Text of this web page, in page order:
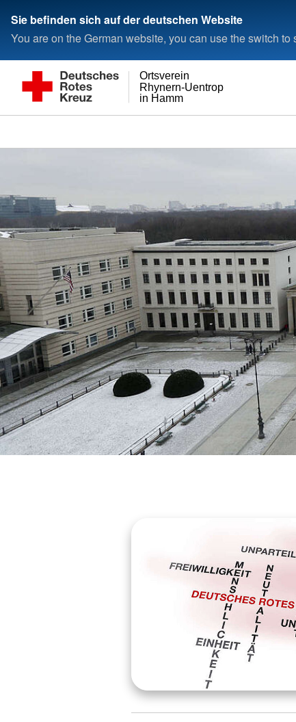
Sie befinden sich auf der deutschen Website
You are on the German website, you can use the switch
in Hamm
Rhynern-Uentrop
Ortsverein